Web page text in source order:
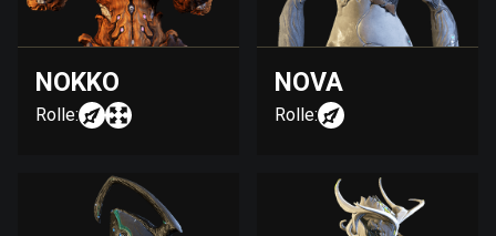
NOKKO
Rolle:
NOVA
Rolle: